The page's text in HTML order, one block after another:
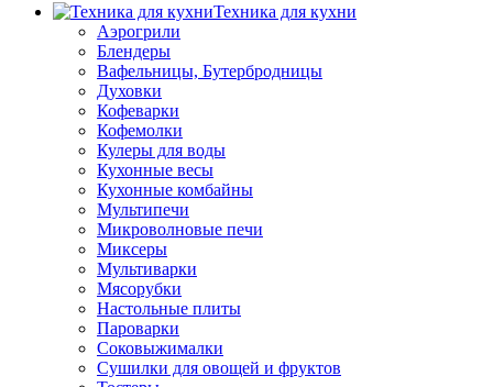
Техника для кухни
Аэрогрили
Блендеры
Вафельницы, Бутербродницы
Духовки
Кофеварки
Кофемолки
Кулеры для воды
Кухонные весы
Кухонные комбайны
Мультипечи
Микроволновые печи
Миксеры
Мультиварки
Мясорубки
Настольные плиты
Пароварки
Соковыжималки
Сушилки для овощей и фруктов